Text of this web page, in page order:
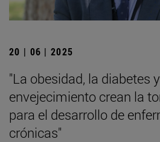
20 | 06 | 2025
"La obesidad, la diabetes
envejecimiento crean la
para el desarrollo de
crónicas"